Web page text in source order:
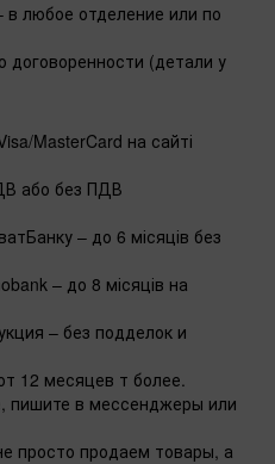
в любое отделение или по
договоренности (детали у
MasterCard на сайті
або без ПДВ
– до 6 місяців без
– до 8 місяців на
– без подделок и
12 месяцев т более.
пишите в мессенджеры или
просто продаем товары, а